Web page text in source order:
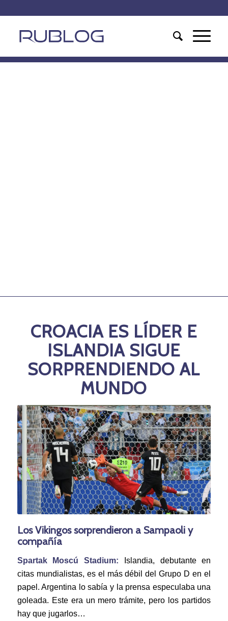
CROACIA ES LÍDER E
ISLANDIA SIGUE
SORPRENDIENDO AL
MUNDO
Los Vikingos sorprendieron a Sampaoli y
compañía
Spartak Moscú Stadium:
Islandia, debutante en
citas mundialistas, es el más débil del Grupo D en el
papel. Argentina lo sabía y la prensa especulaba una
goleada. Este era un mero trámite, pero los partidos
hay que jugarlos…